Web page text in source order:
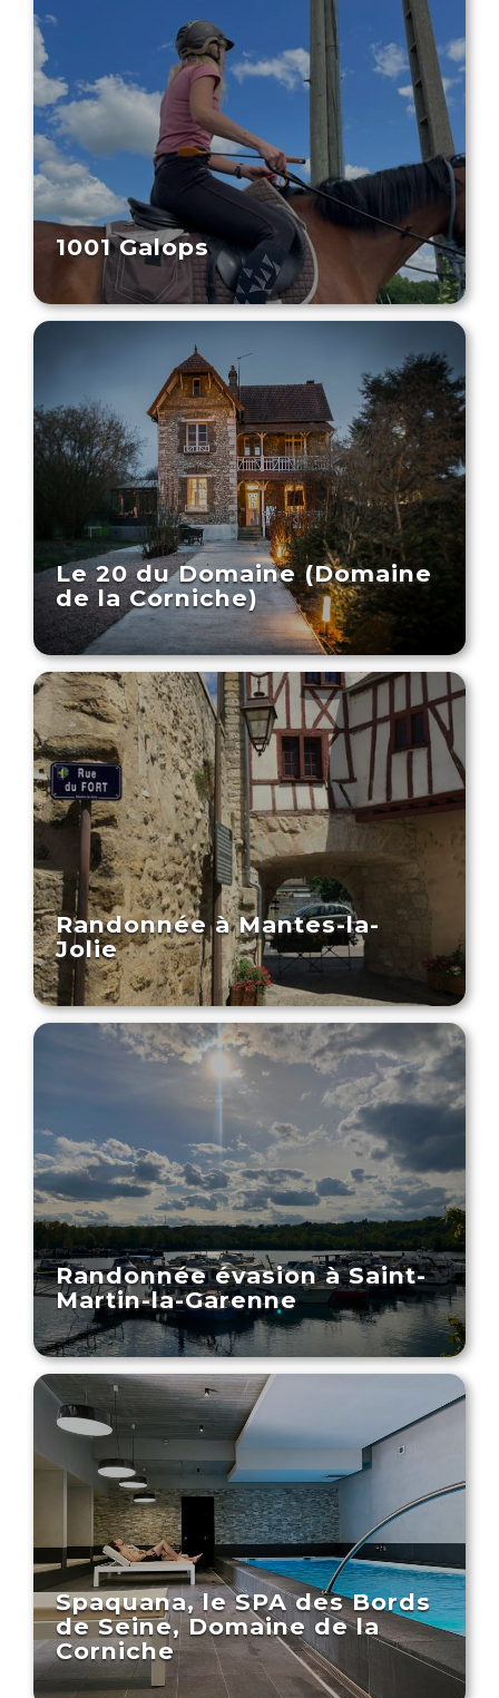
1001 Galops
Le 20 du Domaine (Domaine
de la Corniche)
Randonnée à Mantes-la-
Jolie
Randonnée évasion à Saint-
Martin-la-Garenne
Spaquana, le SPA des Bords
de Seine, Domaine de la
Corniche